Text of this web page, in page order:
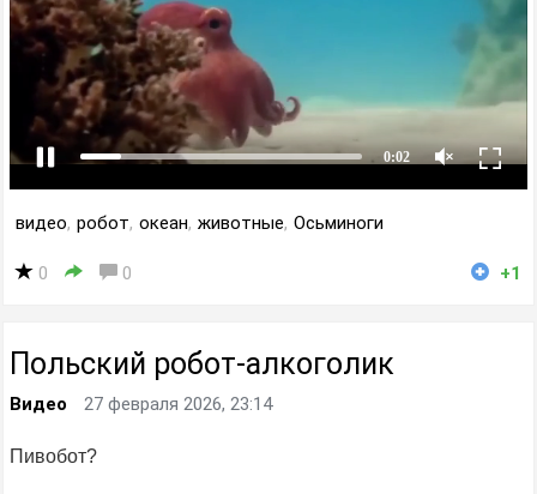
видео, робот, океан, животные, Осьминоги
0 0 +1
Польский робот-алкоголик
Видео 27 февраля 2026, 23:14
Пивобот?